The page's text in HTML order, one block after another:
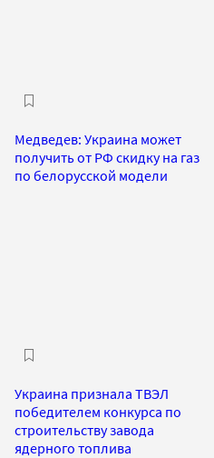
Медведев: Украина может
получить от РФ скидку на газ
по белорусской модели
Украина признала ТВЭЛ
победителем конкурса по
строительству завода
ядерного топлива